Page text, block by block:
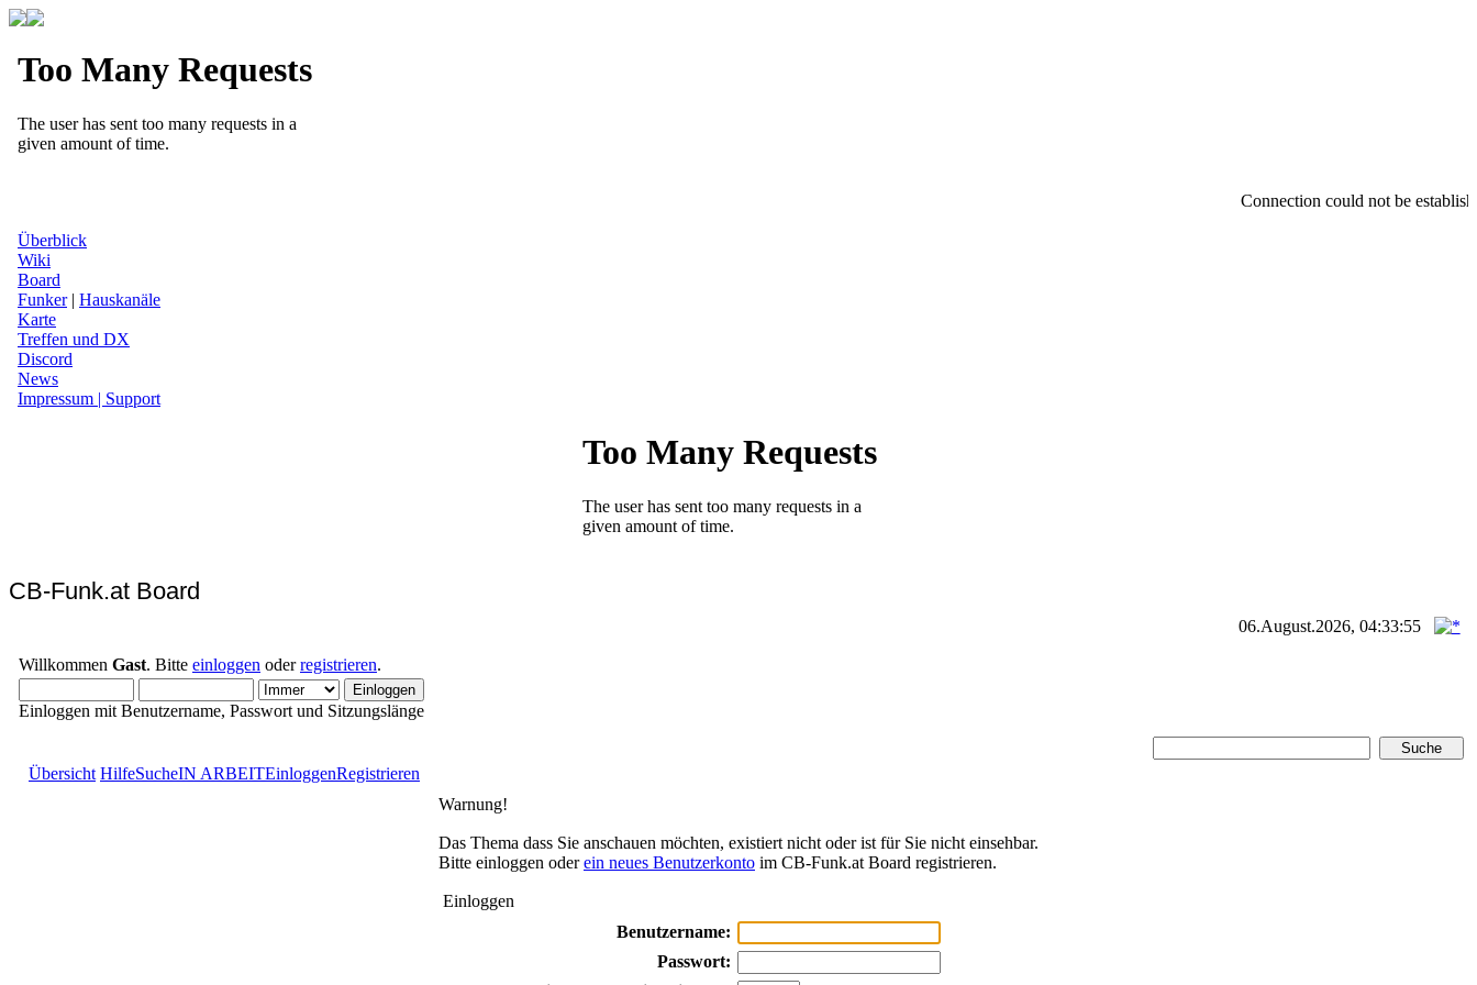
Connection could not be
Überblick
Wiki
Board
Funker| Hauskanäle
Karte
Treffen und DX
Discord
News
Impressum | Support
CB-Funk.at Board
06.August.2026, 04:33:55
Willkommen Gast. Bitte einloggen oderregistrieren.
Einloggen mit Benutzername, Passwort und Sitzungslänge
Übersicht HilfeSucheIN ARBEITEinloggenRegistrieren
Warnung!
Das Thema dass Sie anschauen möchten, existiert nicht oder ist für Sie nicht einsehbar.
Bitte einloggen oderein neues Benutzerkonto im CB-Funk.at Board registrieren.
Einloggen
Benutzername:
Passwort: